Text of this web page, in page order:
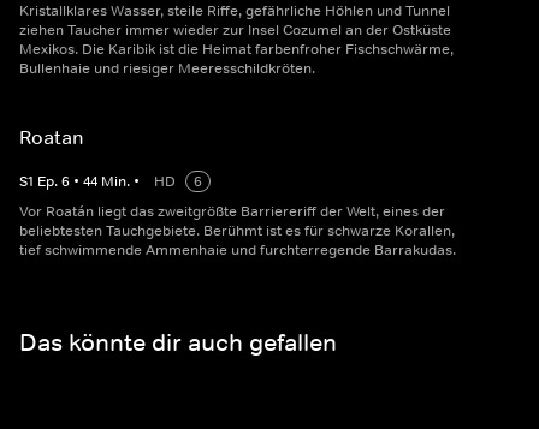
Kristallklares Wasser, steile Riffe, gefährliche Höhlen und Tunnel
ziehen Taucher immer wieder zur Insel Cozumel an der Ostküste
Mexikos. Die Karibik ist die Heimat farbenfroher Fischschwärme,
Bullenhaie und riesiger Meeresschildkröten.
Roatan
S1 Ep.6 • 44 Min. • HD
6
Vor Roatán liegt das zweitgrößte Barriereriff der Welt, eines der
beliebtesten Tauchgebiete. Berühmt ist es für schwarze Korallen,
tief schwimmende Ammenhaie und furchterregende Barrakudas.
Das könnte dir auch gefallen